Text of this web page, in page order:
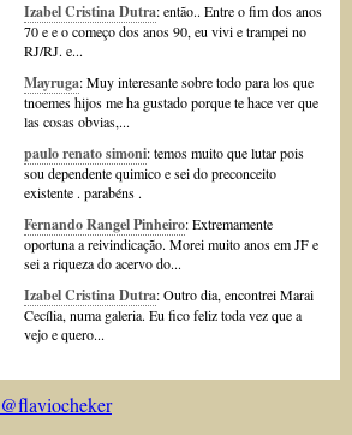
Izabel Cristina Dutra: então.. Entre o fim dos anos
70 e e o começo dos anos 90, eu vivi e trampei no
RJ/RJ. e...
Mayruga: Muy interesante sobre todo para los que
tnoemes hijos me ha gustado porque te hace ver que
las cosas obvias,...
paulo renato simoni: temos muito que lutar pois
sou dependente quimico e sei do preconceito
existente . parabéns .
Fernando Rangel Pinheiro: Extremamente
oportuna a reivindicação. Morei muito anos em JF e
sei a riqueza do acervo do...
Izabel Cristina Dutra: Outro dia, encontrei Marai
Cecília, numa galeria. Eu fico feliz toda vez que a
vejo e quero...
@flaviocheker